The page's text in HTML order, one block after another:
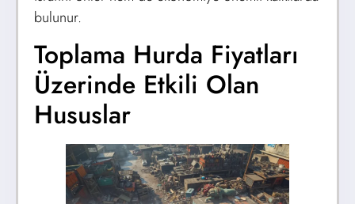
bulunur.
Toplama Hurda Fiyatları
Üzerinde Etkili Olan
Hususlar